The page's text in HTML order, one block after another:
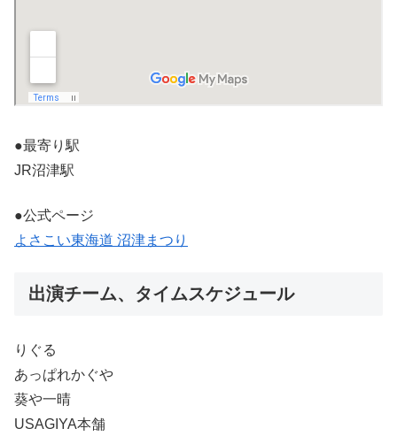
●最寄り駅
JR沼津駅
●公式ページ
よさこい東海道 沼津まつり
出演チーム、タイムスケジュール
りぐる
あっぱれかぐや
葵や一晴
USAGIYA本舗